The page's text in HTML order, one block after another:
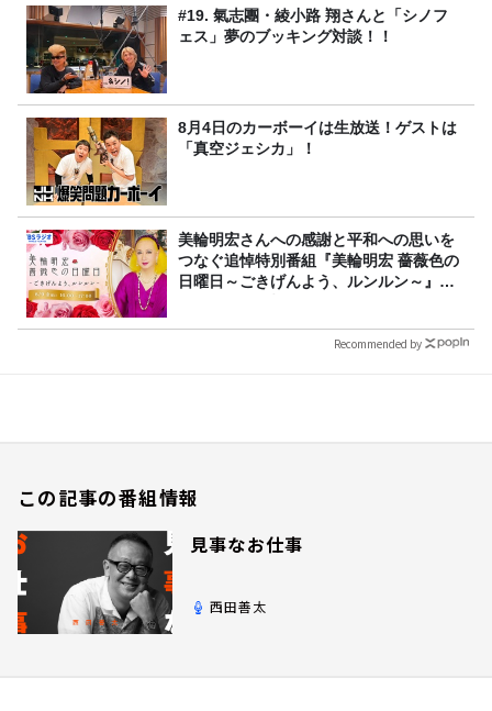
#19. 氣志團・綾小路 翔さんと「シノフ
ェス」夢のブッキング対談！！
8月4日のカーボーイは生放送！ゲストは
「真空ジェシカ」！
美輪明宏さんへの感謝と平和への思いを
つなぐ追悼特別番組『美輪明宏 薔薇色の
日曜日～ごきげんよう、ルンルン～』
Recommended by
この記事の番組情報
見事なお仕事
西田善太